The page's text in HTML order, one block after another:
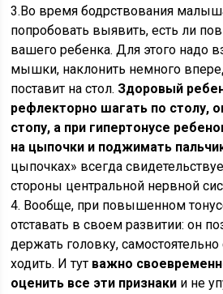
3.Во время бодрствования
попробовать выявить, есть ли
вашего ребенка. Для этого надо
мышки, наклонить немного
поставит на стол. Здоровый
рефлекторно шагать по столу,
стопу, а при гипертонусе
на цыпочки и поджимать
цыпочках» всегда
стороны центральной нервной
4. Вообще, при повышенном
отставать в своем развитии: он
держать головку, самостоятельно
ходить. И тут важно
оценить все эти признаки и не